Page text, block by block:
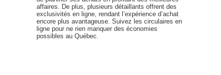
affaires. De plus, plusieurs détaillants offrent des
exclusivités en ligne, rendant l’expérience d’achat
encore plus avantageuse. Suivez les circulaires en
ligne pour ne rien manquer des économies
possibles au Québec.